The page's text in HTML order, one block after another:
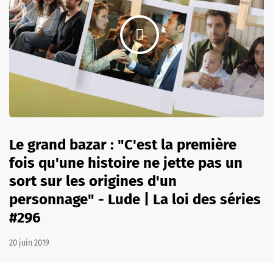
Le grand bazar : "C'est la première
fois qu'une histoire ne jette pas un
sort sur les origines d'un
personnage" - Lude | La loi des séries
#296
20 juin 2019